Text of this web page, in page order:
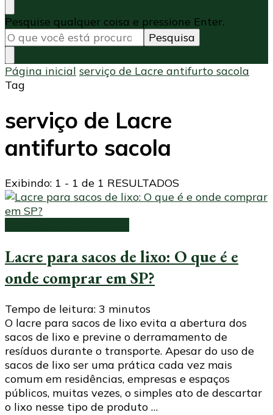
Procurando
algo?
Pesquise qualquer coisa e pressione Enter.
Página inicial serviço de Lacre antifurto sacola
Tag
serviço de Lacre
antifurto sacola
Exibindo: 1 - 1 de 1 RESULTADOS
Lacre para sacos de lixo: O que é e
onde comprar em SP?
Tempo de leitura: 3 minutos
O lacre para sacos de lixo evita a abertura dos
sacos de lixo e previne o derramamento de
resíduos durante o transporte. Apesar do uso de
sacos de lixo ser uma prática cada vez mais
comum em residências, empresas e espaços
públicos, muitas vezes, o simples ato de descartar
o lixo nesse tipo de produto …